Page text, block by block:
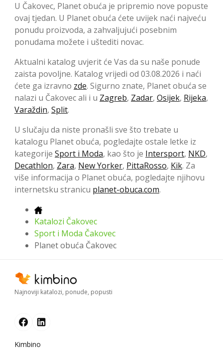
U Čakovec, Planet obuća je pripremio nove popuste
ovaj tjedan. U Planet obuća ćete uvijek naći najveću
ponudu proizvoda, a zahvaljujući posebnim
ponudama možete i uštediti novac.
Aktualni katalog uvjerit će Vas da su naše ponude
zaista povoljne. Katalog vrijedi od 03.08.2026 i naći
ćete ga izravno zde. Sigurno znate, Planet obuća se
nalazi u Čakovec ali i u Zagreb, Zadar, Osijek, Rijeka,
Varaždin, Split.
U slučaju da niste pronašli sve što trebate u
katalogu Planet obuća, pogledajte ostale letke iz
kategorije Sport i Moda, kao što je Intersport, NKD,
Decathlon, Zara, New Yorker, PittaRosso, Kik. Za
više informacija o Planet obuća, pogledajte njihovu
internetsku stranicu planet-obuca.com.
Katalozi Čakovec
Sport i Moda Čakovec
Planet obuća Čakovec
Najnoviji katalozi, ponude, popusti
Kimbino